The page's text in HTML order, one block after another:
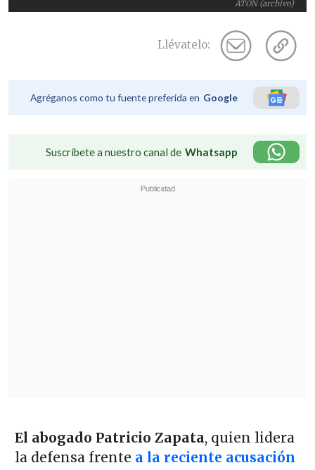
ATON (archivo)
Llévatelo:
Agréganos como tu fuente preferida en Google
Suscríbete a nuestro canal de Whatsapp
El abogado Patricio Zapata, quien lidera
la defensa frente a la reciente acusación